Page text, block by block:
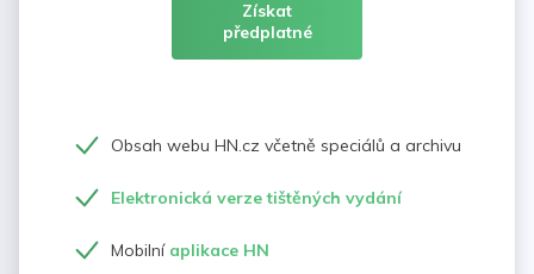
Získat
předplatné
Obsah webu HN.cz včetně speciálů a archivu
Elektronická verze tištěných vydání
Mobilní aplikace HN